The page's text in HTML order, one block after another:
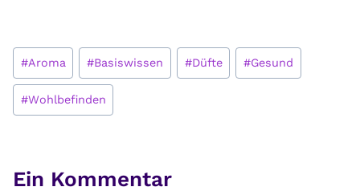
Schlagworte:
#Aroma #Basiswissen #Düfte #Gesund
#Wohlbefinden
Ein Kommentar